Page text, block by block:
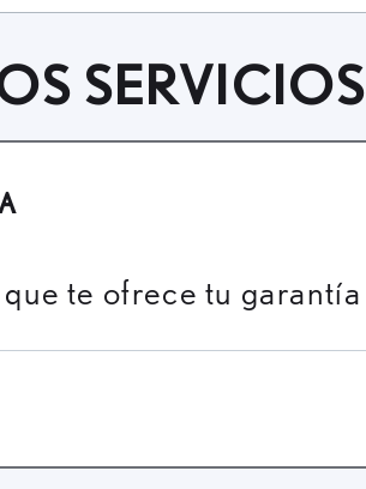
SERVICIOS
te ofrece tu garantía